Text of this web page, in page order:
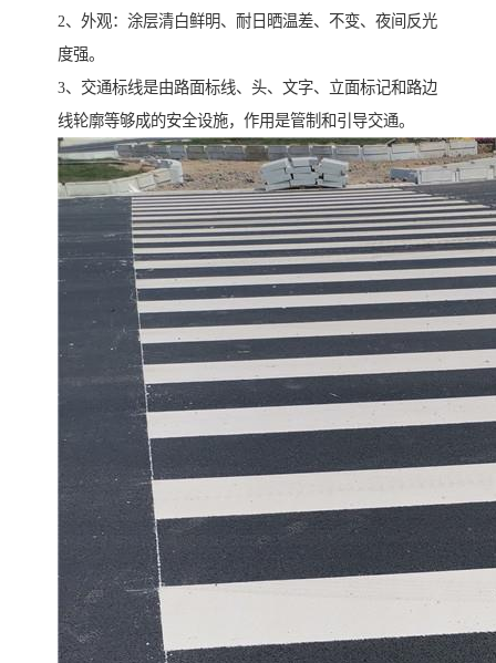
2、外观：涂层清白鲜明、耐日晒温差、不变、夜间反光
度强。
3、交通标线是由路面标线、头、文字、立面标记和路边
线轮廓等够成的安全设施，作用是管制和引导交通。